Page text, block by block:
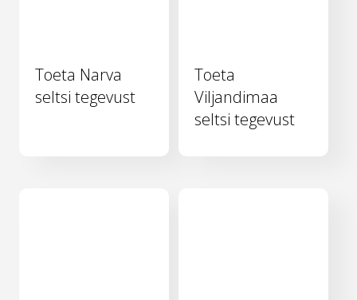
Toeta Narva
seltsi tegevust
Toeta
Viljandimaa
seltsi tegevust